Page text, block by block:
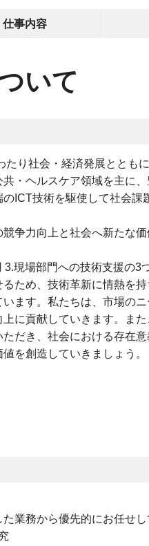
仕事内容
いて
り社会・経済発展ととも
・ヘルスケア領域を主に
ICT技術を駆使して社会課
争力向上と社会へ新たな
現場部門への技術支援の3
ため、技術革新に情熱を
ます。私たちは、市場の
に貢献していきます。ま
だき、社会における存在
を創造していきましょう。
業務から優先的にお任せし